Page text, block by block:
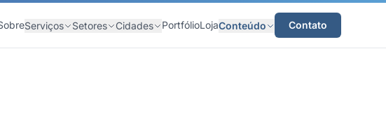
Serviços Setores Cidades PortfólioLojaConteúdo Contato